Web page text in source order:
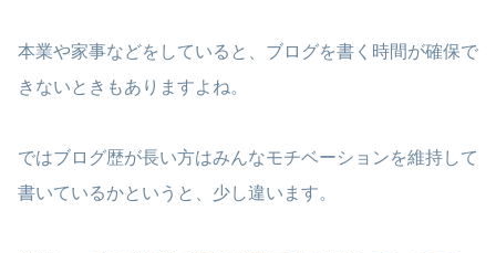
本業や家事などをしていると、ブログを書く時間が確保で
きないときもありますよね。
ではブログ歴が長い方はみんなモチベーションを維持して
書いているかというと、少し違います。